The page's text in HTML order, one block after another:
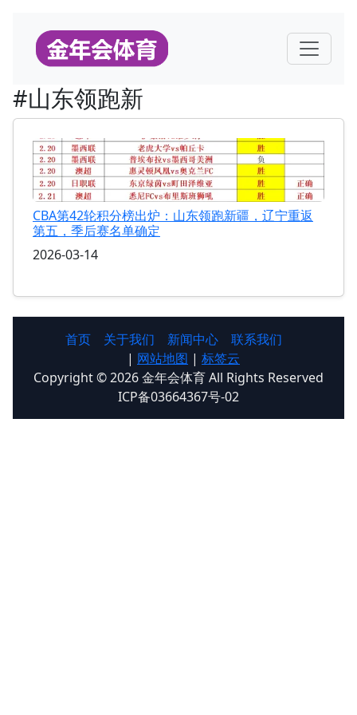
#山东领跑新
CBA第42轮积分榜出炉：山东领跑新疆，辽宁重返
第五，季后赛名单确定
2026-03-14
首页 关于我们 新闻中心
联系我们
| 网站地图 | 标签云
Copyright © 2026 金年会体育 All Rights Reserved
ICP备03664367号-02